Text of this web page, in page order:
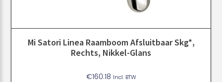
Mi Satori Linea Raamboom Afsluitbaar Skg*,
Rechts, Nikkel-Glans
€160.18 Incl. BTW